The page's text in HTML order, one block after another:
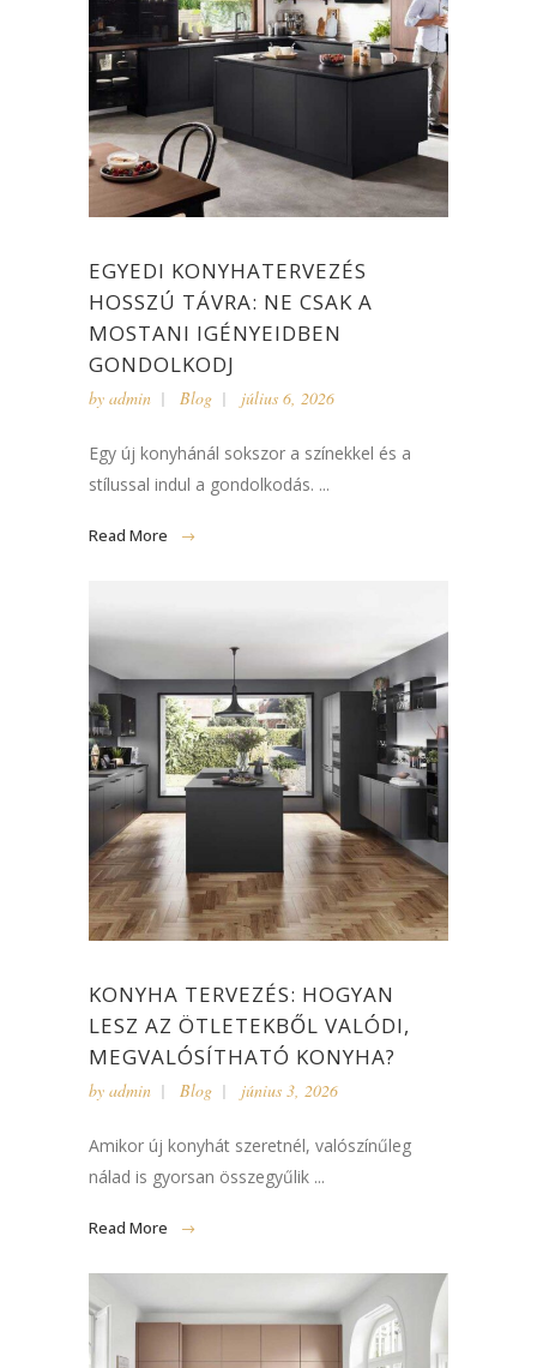
EGYEDI KONYHATERVEZÉS
HOSSZÚ TÁVRA: NE CSAK A
MOSTANI IGÉNYEIDBEN
GONDOLKODJ
by admin Blog július 6, 2026
Egy új konyhánál sokszor a színekkel és a
stílussal indul a gondolkodás. ...
Read More
KONYHA TERVEZÉS: HOGYAN
LESZ AZ ÖTLETEKBŐL VALÓDI,
MEGVALÓSÍTHATÓ KONYHA?
by admin Blog június 3, 2026
Amikor új konyhát szeretnél, valószínűleg
nálad is gyorsan összegyűlik ...
Read More